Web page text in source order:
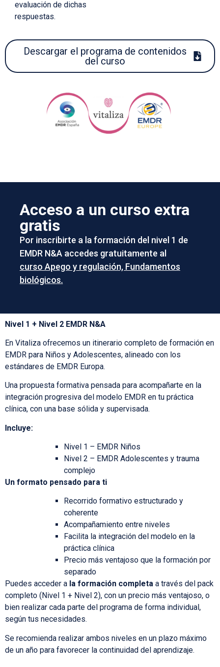
evaluación de dichas
respuestas.
Descargar el programa de contenidos
del curso
Acceso a un curso extra
gratis
Por inscribirte a la formación del nivel 1 de
EMDR N&A accedes gratuitamente al
curso Apego y regulación, Fundamentos
biológicos.
Nivel 1 + Nivel 2 EMDR N&A
En Vitaliza ofrecemos un itinerario completo de formación en
EMDR para Niños y Adolescentes, alineado con los
estándares de EMDR Europa.
Una propuesta formativa pensada para acompañarte en la
integración progresiva del modelo EMDR en tu práctica
clínica, con una base sólida y supervisada.
Incluye:
Nivel 1 – EMDR Niños
Nivel 2 – EMDR Adolescentes y trauma
complejo
Un formato pensado para ti
Recorrido formativo estructurado y
coherente
Acompañamiento entre niveles
Facilita la integración del modelo en la
práctica clínica
Precio más ventajoso que la formación por
separado
Puedes acceder a la formación completa a través del pack
completo (Nivel 1 + Nivel 2), con un precio más ventajoso, o
bien realizar cada parte del programa de forma individual,
según tus necesidades.
Se recomienda realizar ambos niveles en un plazo máximo
de un año para favorecer la continuidad del aprendizaje.